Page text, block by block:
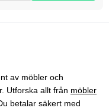
av möbler och
Utforska allt från möbler
betalar säkert med